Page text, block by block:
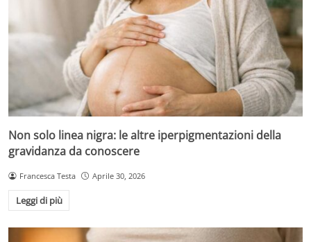
Non solo linea nigra: le altre iperpigmentazioni della
gravidanza da conoscere
Francesca Testa Aprile 30, 2026
Leggi di più